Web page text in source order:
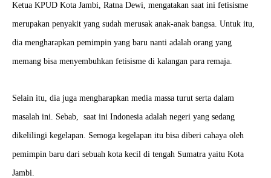
Ketua KPUD Kota Jambi, Ratna Dewi, mengatakan saat ini fetisisme
merupakan penyakit yang sudah merusak anak-anak bangsa. Untuk itu,
dia mengharapkan pemimpin yang baru nanti adalah orang yang
memang bisa menyembuhkan fetisisme di kalangan para remaja.
Selain itu, dia juga mengharapkan media massa turut serta dalam
masalah ini. Sebab, saat ini Indonesia adalah negeri yang sedang
dikelilingi kegelapan. Semoga kegelapan itu bisa diberi cahaya oleh
pemimpin baru dari sebuah kota kecil di tengah Sumatra yaitu Kota
Jambi.